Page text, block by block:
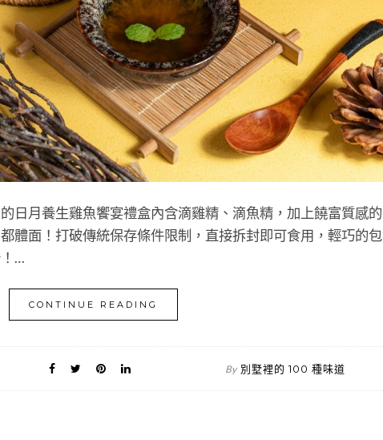
日月養生雞魚饗宴禮盒內含滴雞精、滴魚精，加上饒富質感的
體面！打破傳統保存條件限制，直接拆封即可食用，輕巧的包
…
CONTINUE READING
By 別墅裡的 100 種味道